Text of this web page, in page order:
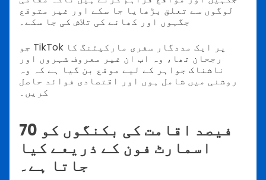
لوگوں سے تعلق بڑھایا جا سکے اور غیر متوقع
جگہوں اور کھانے کی تلاش کی جا سکے۔
جو TikTok پر ایک مددگار سفری مارکیٹنگ کا
رجحان تھا، وہ اب ان غیر معروف شہروں اور
ناشناک جواہر کے لیے موقع بن گیا ہے کہ وہ
روشنی میں شامل ہوں اور اقتصادی فوائد حاصل
کریں۔
70 فیصد اقامت کی بکنگوں کو
اسمارٹ فون کے ذریعے کیا
جاتا ہے۔